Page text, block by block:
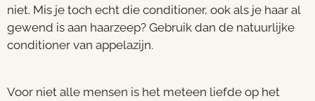
niet. Mis je toch echt die conditioner, ook als je haar al
gewend is aan haarzeep? Gebruik dan de natuurlijke
conditioner van appelazijn.
Voor niet alle mensen is het meteen liefde op het